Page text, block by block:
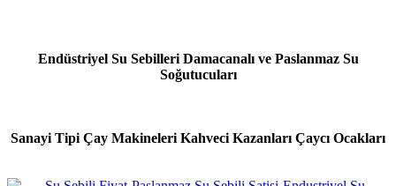
Endüstriyel Su Sebilleri Damacanalı ve Paslanmaz Su
Soğutucuları
Sanayi Tipi Çay Makineleri Kahveci Kazanları Çaycı Ocakları